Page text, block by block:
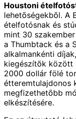
Houstoni
lehetőségekből. A
ételfotósnak és
mint 30
a Thumbtack és a
alkalmankénti
kiegészítők között
2000 dollár fölé
étteremtulajdonos
megfizethetőbb
elkészítésére.